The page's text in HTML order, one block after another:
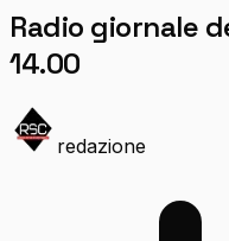
Radio giornale
14.00
redazione